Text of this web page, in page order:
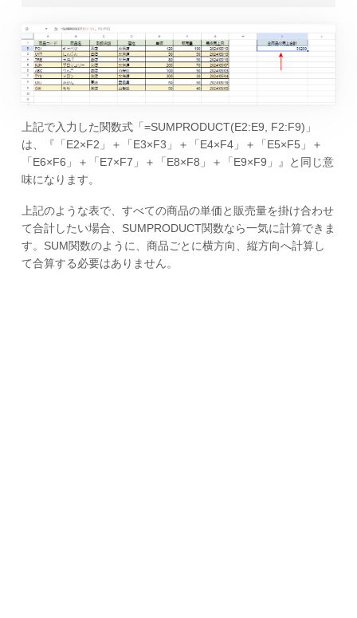
上記で入力した関数式「=SUMPRODUCT(E2:E9, F2:F9)」
は、『「E2×F2」＋「E3×F3」＋「E4×F4」＋「E5×F5」＋
「E6×F6」＋「E7×F7」＋「E8×F8」＋「E9×F9」』と同じ意
味になります。
上記のような表で、すべての商品の単価と販売量を掛け合わせ
て合計したい場合、SUMPRODUCT関数なら一気に計算できま
す。SUM関数のように、商品ごとに横方向、縦方向へ計算し
て合算する必要はありません。